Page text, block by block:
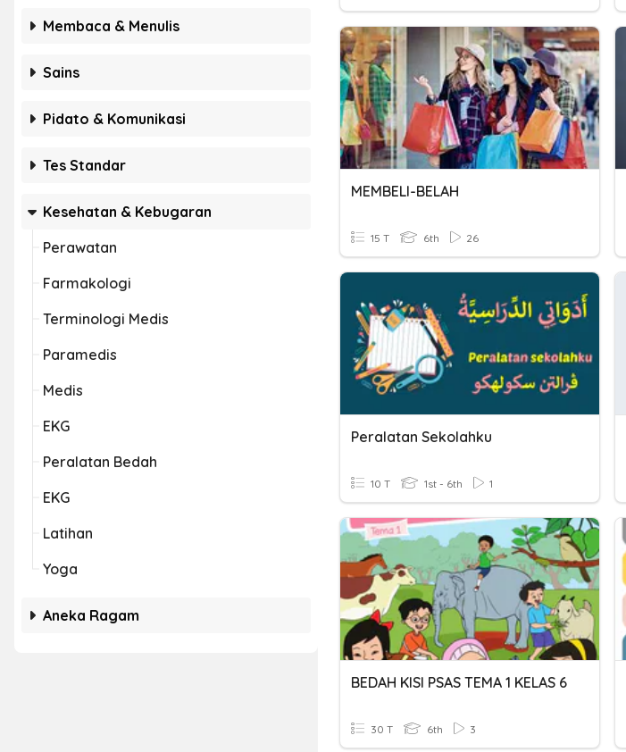
Membaca & Menulis
Sains
Pidato & Komunikasi
Tes Standar
Kesehatan & Kebugaran
Perawatan
Farmakologi
Terminologi Medis
Paramedis
Medis
EKG
Peralatan Bedah
EKG
Latihan
Yoga
Aneka Ragam
MEMBELI-BELAH
15 T 6th 26
Peralatan Sekolahku
10 T 1st - 6th 1
BEDAH KISI PSAS TEMA 1 KELAS 6
30 T 6th 3